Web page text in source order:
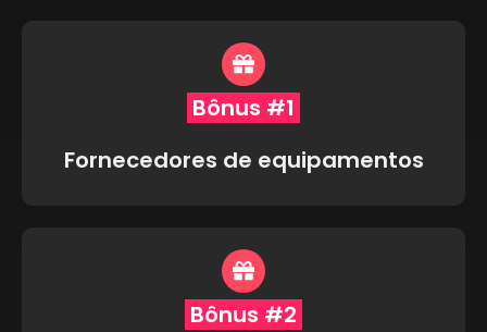
Bônus #1
Fornecedores de equipamentos
Bônus #2